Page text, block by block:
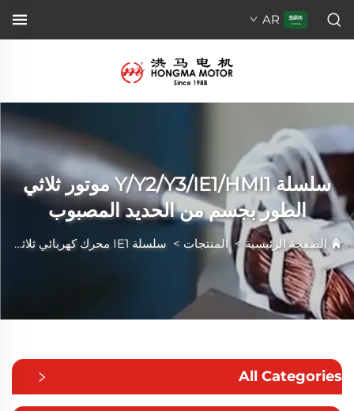
AR
سلسلة Y/Y2/Y3/IE1/HMI1 موتور ثلاثي
الطور بجسم من الحديد المصبوب
الصفحة الرئيسية>المنتجات > سلسلة IE1 محرك كهربائي ثلاثي الطور
All Categories